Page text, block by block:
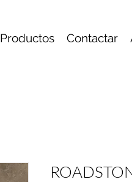
Productos Contactar